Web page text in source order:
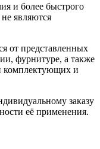
и более быстрого
являются
от представленных
фурнитуре, а также
комплектующих и
заказу
её применения.